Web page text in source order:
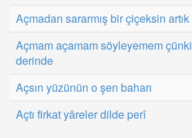
Açmadan sararmış bir çiçeksin artık
Açmam açamam söyleyemem çünki
derinde
Açsın yüzünün o şen baharı
Açtı firkat yâreler dilde perî